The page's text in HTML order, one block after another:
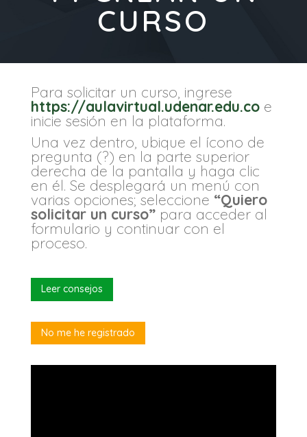
CURSO
Para solicitar un curso, ingrese
https://aulavirtual.udenar.edu.coe
inicie sesión en la plataforma.
Una vez dentro, ubique el ícono de
pregunta (?) en la parte superior
derecha de la pantalla y haga clic
en él. Se desplegará un menú con
varias opciones; seleccione “Quiero
solicitar un curso”para acceder al
formulario y continuar con el
proceso.
Leer consejos
No me he registrado